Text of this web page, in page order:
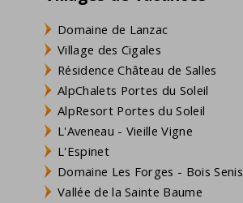
Domaine de Lanzac
Village des Cigales
Résidence Château de Salles
AlpChalets Portes du Soleil
AlpResort Portes du Soleil
L'Aveneau - Vieille Vigne
L'Espinet
Domaine Les Forges - Bois Senis
Vallée de la Sainte Baume